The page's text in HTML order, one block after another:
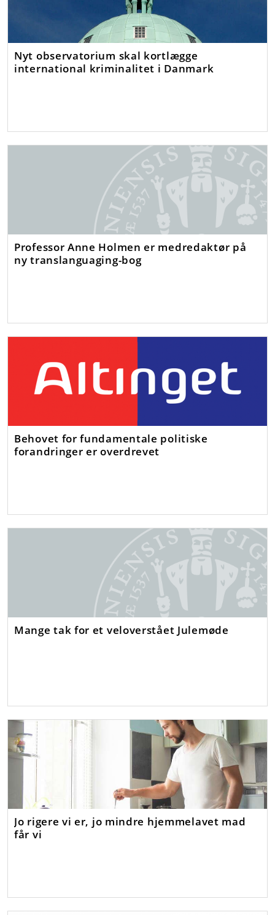
Nyt observatorium skal kortlægge
international kriminalitet i Danmark
Professor Anne Holmen er medredaktør på
ny translanguaging-bog
Behovet for fundamentale politiske
forandringer er overdrevet
Mange tak for et veloverstået Julemøde
Jo rigere vi er, jo mindre hjemmelavet mad
får vi